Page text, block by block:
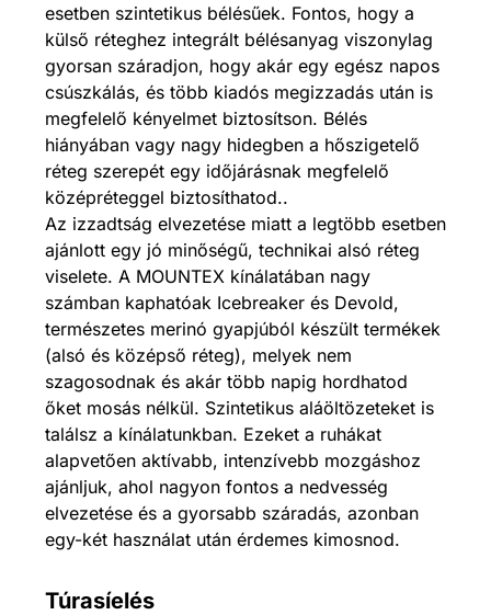
esetben szintetikus bélésűek. Fontos, hogy a
külső réteghez integrált bélésanyag viszonylag
gyorsan száradjon, hogy akár egy egész napos
csúszkálás, és több kiadós megizzadás után is
megfelelő kényelmet biztosítson. Bélés
hiányában vagy nagy hidegben a hőszigetelő
réteg szerepét egy időjárásnak megfelelő
középréteggel biztosíthatod..
Az izzadtság elvezetése miatt a legtöbb esetben
ajánlott egy jó minőségű, technikai alsó réteg
viselete. A MOUNTEX kínálatában nagy
számban kaphatóak Icebreaker és Devold,
természetes merinó gyapjúból készült termékek
(alsó és középső réteg), melyek nem
szagosodnak és akár több napig hordhatod
őket mosás nélkül. Szintetikus aláöltözeteket is
találsz a kínálatunkban. Ezeket a ruhákat
alapvetően aktívabb, intenzívebb mozgáshoz
ajánljuk, ahol nagyon fontos a nedvesség
elvezetése és a gyorsabb száradás, azonban
egy-két használat után érdemes kimosnod.
Túrasíelés